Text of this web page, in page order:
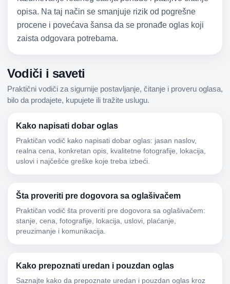
opisa. Na taj način se smanjuje rizik od pogrešne
procene i povećava šansa da se pronađe oglas koji
zaista odgovara potrebama.
Vodiči i saveti
Praktični vodiči za sigurnije postavljanje, čitanje i proveru oglasa,
bilo da prodajete, kupujete ili tražite uslugu.
Kako napisati dobar oglas
Praktičan vodič kako napisati dobar oglas: jasan naslov,
realna cena, konkretan opis, kvalitetne fotografije, lokacija,
uslovi i najčešće greške koje treba izbeći.
Šta proveriti pre dogovora sa oglašivačem
Praktičan vodič šta proveriti pre dogovora sa oglašivačem:
stanje, cena, fotografije, lokacija, uslovi, plaćanje,
preuzimanje i komunikacija.
Kako prepoznati uredan i pouzdan oglas
Saznajte kako da prepoznate uredan i pouzdan oglas kroz